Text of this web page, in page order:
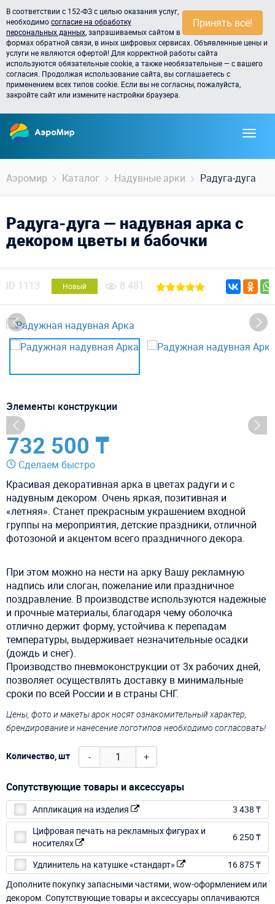
Принять всё!
В соответствии с 152-ФЗ с целью оказания услуг,
необходимосогласие на обработку
персональных данных , запрашиваемых сайтом в
формах обратной связи, в иных цифровых сервисах. Объявленные цены и
услуги не являются офертой! Для корректной работы сайта
используются обязательные cookie, а также необязательные — с вашего
согласия. Продолжая использование сайта, вы соглашаетесь с
применением всех типов cookie. Если вы не согласны, пожалуйста,
закройте сайт или измените настройки браузера.
Аэромир Каталог Надувные арки Радуга-дуга
Радуга-дуга — надувная арка с
декором цветы и бабочки
ID 1113 Новый 8 481
Элементы конструкции
732 500 ₸
Сделаем быстро
Красивая декоративная арка в цветах радуги и с
надувным декором. Очень яркая, позитивная и
«летняя». Станет прекрасным украшением входной
группы на мероприятия, детские праздники, отличной
фотозоной и акцентом всего праздничного декора.
При этом можно на нести на арку Вашу рекламную
надпись или слоган, пожелание или праздничное
поздравление. В производстве используются надежные
и прочные материалы, благодаря чему оболочка
отлично держит форму, устойчива к перепадам
температуры, выдерживает незначительные осадки
(дождь и снег).
Производство пневмоконструкции от 3х рабочих дней,
позволяет осуществлять доставку в минимальные
сроки по всей России и в страны СНГ.
Цены, фото и макеты арок носят ознакомительный характер,
брендирование и нанесение логотипов необходимо согласовать!
Количество, шт - +
Сопутствующие товары и аксессуары
Аппликация на изделия
3 438 ₸
Цифровая печать на рекламных фигурах и
носителях
6 250 ₸
Удлинитель на катушке «стандарт»
16 875 ₸
Дополните покупку запасными частями, wow-оформлением или
декором. Сопутствующие товары и аксессуары оплачиваются